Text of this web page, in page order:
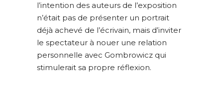
l’intention des auteurs de l’exposition
n’était pas de présenter un portrait
déjà achevé de l’écrivain, mais d’inviter
le spectateur à nouer une relation
personnelle avec Gombrowicz qui
stimulerait sa propre réflexion.